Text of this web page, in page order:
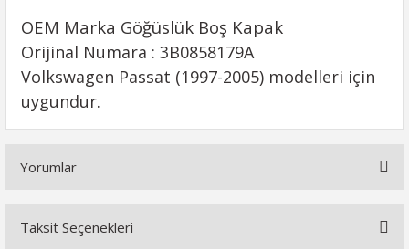
OEM Marka Göğüslük Boş Kapak
Orijinal Numara : 3B0858179A
Volkswagen Passat (1997-2005) modelleri için
uygundur.
Yorumlar
Taksit Seçenekleri